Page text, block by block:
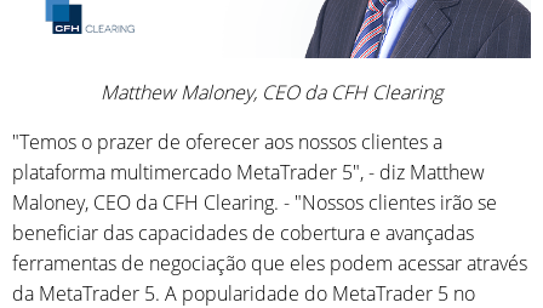
Matthew Maloney, CEO da CFH Clearing
"Temos o prazer de oferecer aos nossos clientes a
plataforma multimercado MetaTrader 5", - diz Matthew
Maloney, CEO da CFH Clearing. - "Nossos clientes irão se
beneficiar das capacidades de cobertura e avançadas
ferramentas de negociação que eles podem acessar através
da MetaTrader 5. A popularidade do MetaTrader 5 no